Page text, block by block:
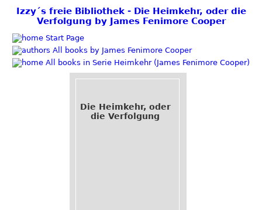
Izzy´s freie Bibliothek - Die Heimkehr, oder die
Verfolgung by James Fenimore Cooper
Start Page
All books by James Fenimore Cooper
All books in Serie Heimkehr (James Fenimore Cooper)
Die Heimkehr, oder
die Verfolgung